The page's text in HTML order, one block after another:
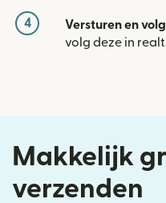
4 Versturen en
volg deze in
Makkelijk
verzenden